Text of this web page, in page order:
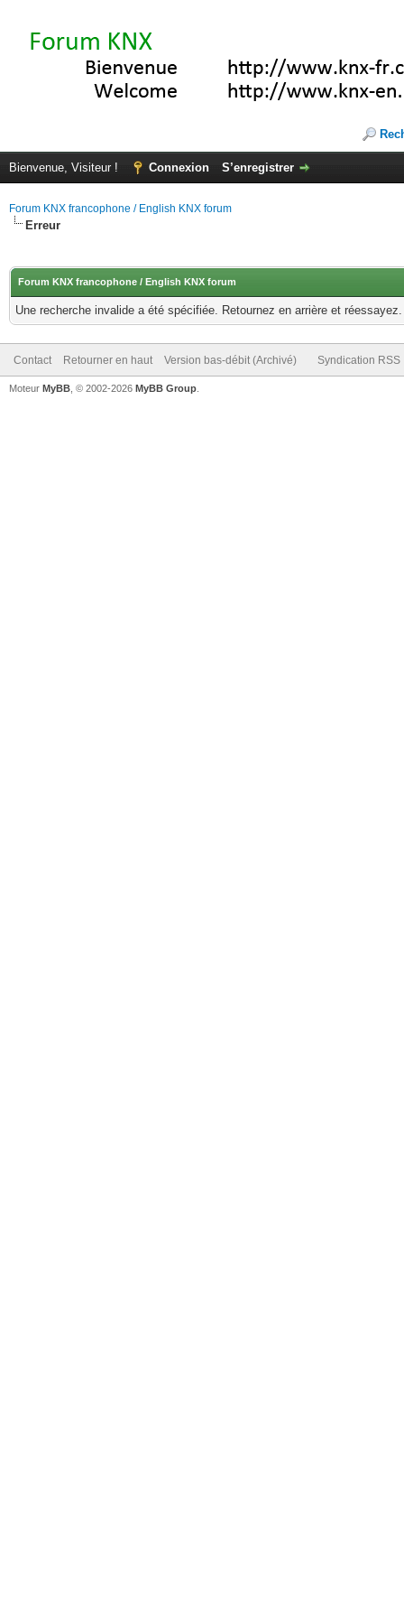
Bienvenue, Visiteur ! Connexion S’enregistrer
Forum KNX francophone / English KNX forum
Erreur
Forum KNX francophone / English KNX forum
Une recherche invalide a été spécifiée. Retournez en arrière et réessayez.
Contact Retourner en haut Version bas-débit (Archivé) Syndication RSS
Moteur MyBB , © 2002-2026 MyBB Group